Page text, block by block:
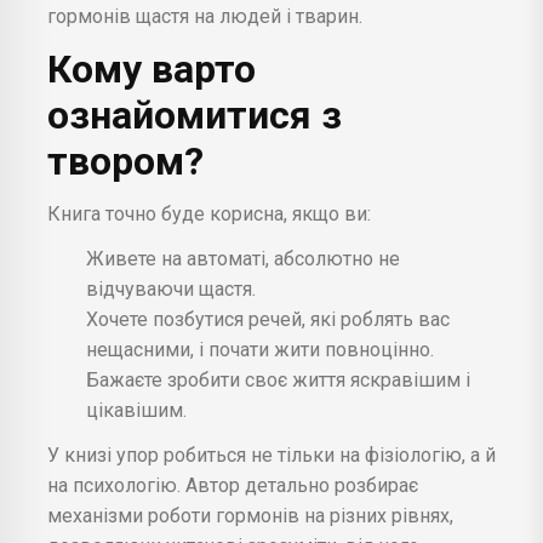
гормонів щастя на людей і тварин.
Кому варто
ознайомитися з
твором?
Книга точно буде корисна, якщо ви:
Живете на автоматі, абсолютно не
відчуваючи щастя.
Хочете позбутися речей, які роблять вас
нещасними, і почати жити повноцінно.
Бажаєте зробити своє життя яскравішим і
цікавішим.
У книзі упор робиться не тільки на фізіологію, а й
на психологію. Автор детально розбирає
механізми роботи гормонів на різних рівнях,